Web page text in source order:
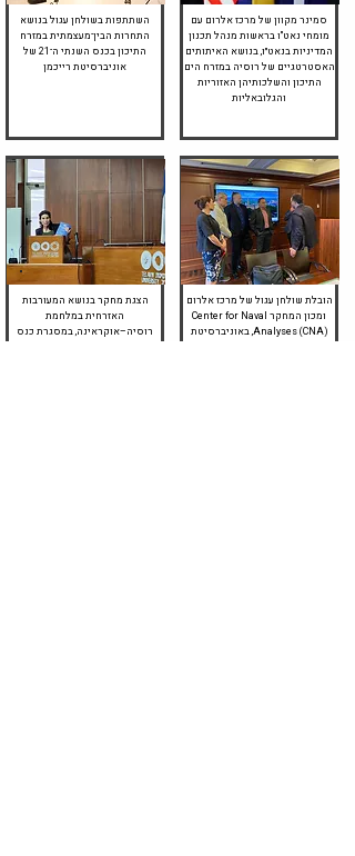
יוני 2023
השתתפות בשולחן עגול בנושא
התחרות הבין־מעצמתית במזרח
התיכון בכנס השנתי ה־21 של
אוניברסיטת רייכמן
מרץ 2023
הצגת מחקר בנושא המעורבות
האזרחית במלחמת
רוסיה–אוקראינה, במסגרת כנס
יוני 2023
סמינר מקוון של מרכז אלרום עם
מומחי נאט"ו בראשות מנהל תכנון
המדיניות בנאט״ו, בנושא האיתותים
האסטרטגיים של רוסיה במזרח הים
התיכון והשלכותיהן האזוריות
והגלובאליות
יולי 2022
הובלת שולחן עגול של מרכז אלרום
ומכון המחקר Center for Naval
Analyses (CNA), באוניברסיטת